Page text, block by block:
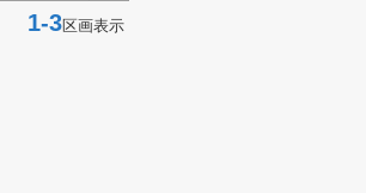
1-3区画表示